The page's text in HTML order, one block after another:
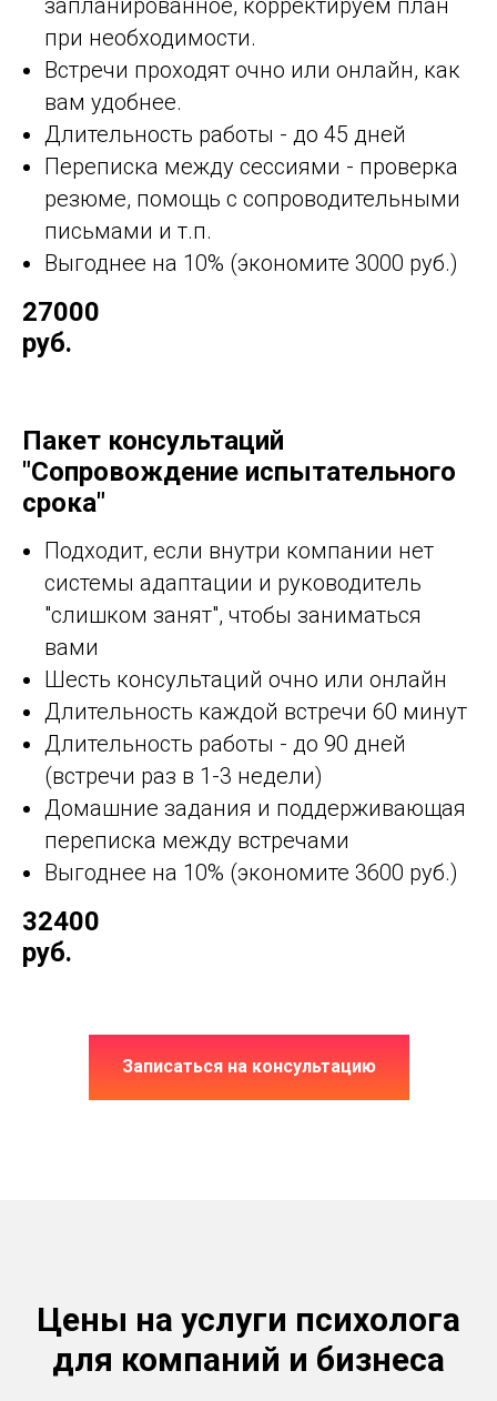
при необходимости.
Встречи проходят очно или онлайн, как
вам удобнее.
Длительность работы - до 45 дней
Переписка между сессиями - проверка
резюме, помощь с сопроводительными
письмами и т.п.
Выгоднее на 10% (экономите 3000 руб.)
27000
руб.
Пакет консультаций
"Сопровождение испытательного
срока"
Подходит, если внутри компании нет
системы адаптации и руководитель
"слишком занят", чтобы заниматься
вами
Шесть консультаций очно или онлайн
Длительность каждой встречи 60 минут
Длительность работы - до 90 дней
(встречи раз в 1-3 недели)
Домашние задания и поддерживающая
переписка между встречами
Выгоднее на 10% (экономите 3600 руб.)
32400
руб.
Записаться на консультацию
Цены на услуги психолога
для компаний и бизнеса